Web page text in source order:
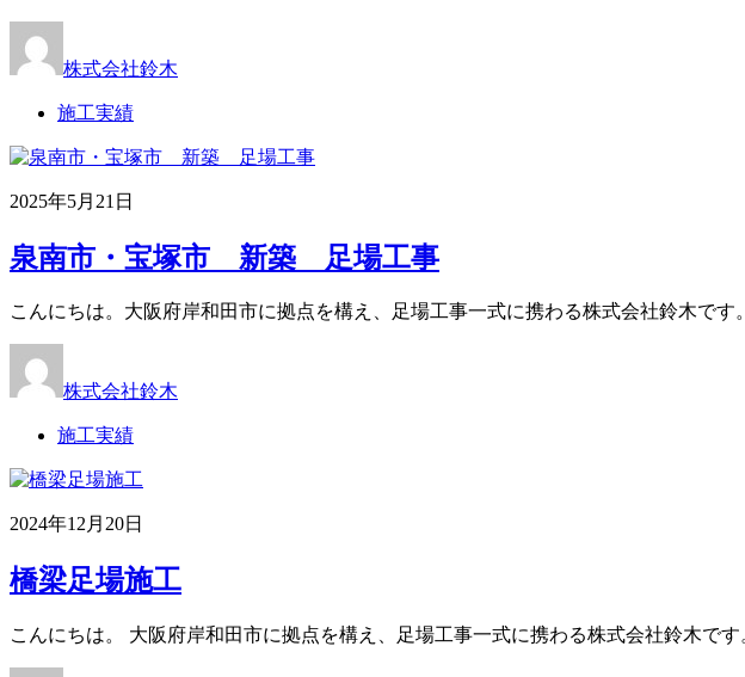
株式会社鈴木
施工実績
2025年5月21日
泉南市・宝塚市 新築 足場工事
こんにちは。大阪府岸和田市に拠点を構え、足場工事一式に携わる株式会社鈴木で
株式会社鈴木
施工実績
2024年12月20日
橋梁足場施工
こんにちは。 大阪府岸和田市に拠点を構え、足場工事一式に携わる株式会社鈴木で